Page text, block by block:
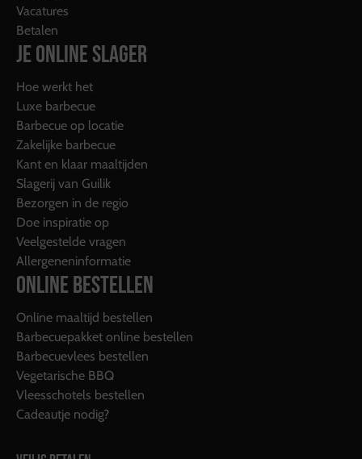
Vacatures
Betalen
JE ONLINE SLAGER
Hoe werkt het
Luxe barbecue
Barbecue op locatie
Zakelijke barbecue
Kant en klaar maaltijden
Slagerij van Guilik
Bezorgen in de regio
Doe inspiratie op
Veelgestelde vragen
Allergeneninformatie
ONLINE BESTELLEN
Online maaltijd bestellen
Barbecuepakket online bestellen
Barbecuevlees bestellen
Vegetarische BBQ
Vleesschotels bestellen
Cadeautje nodig?